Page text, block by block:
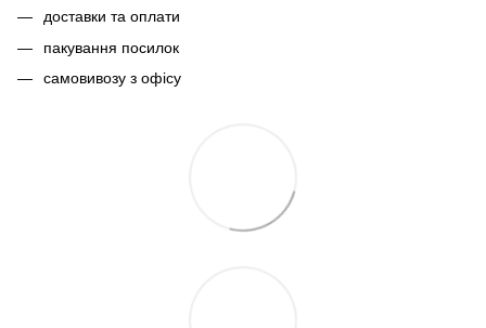
доставки та оплати
пакування посилок
самовивозу з офісу